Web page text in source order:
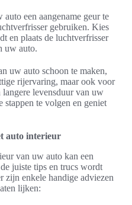
auto een aangename geur te
gebruiken. Kies
en plaats de luchtverfrisser
uw auto.
uw auto schoon te maken,
rijervaring, maar ook voor
levensduur van uw
stappen te volgen en geniet
auto interieur
van uw auto kan een
juiste tips en trucs wordt
zijn enkele handige adviezen
lijken: